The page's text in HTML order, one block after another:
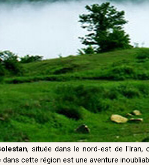
, située dans le nord-est de l'Iran,
cette région est une aventure